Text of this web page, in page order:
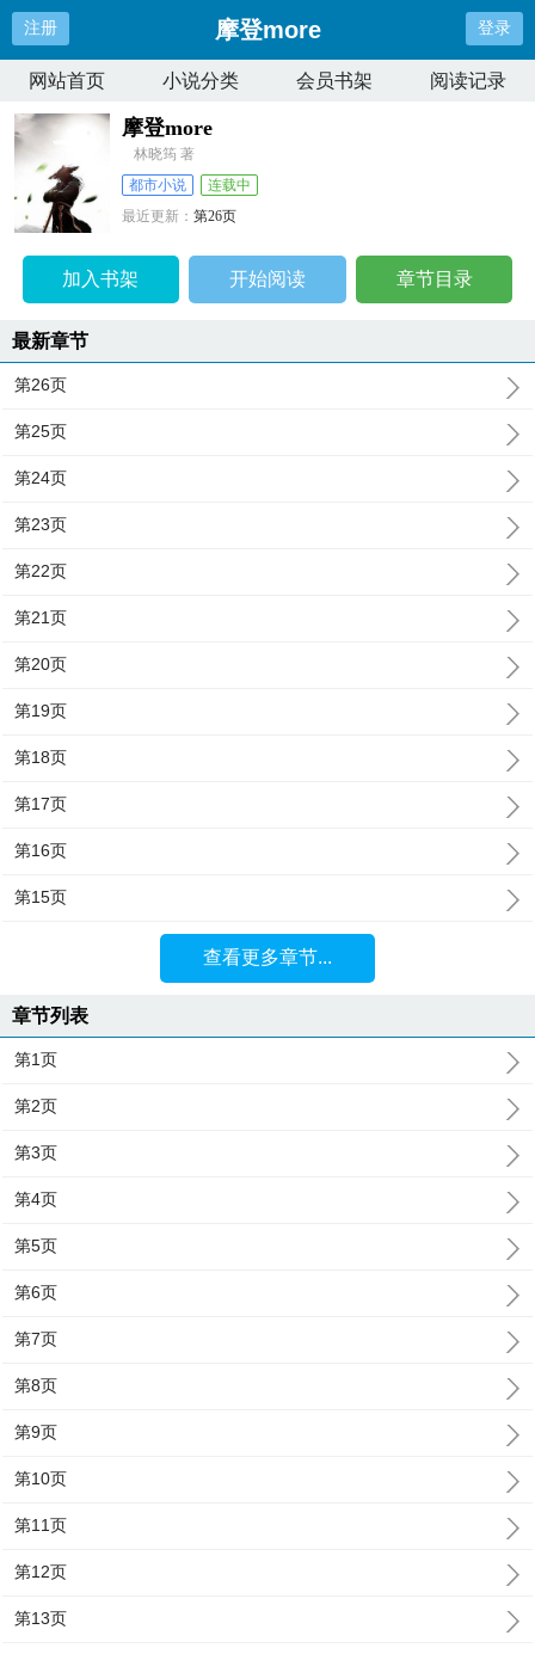
注册 摩登more 登录
网站首页 小说分类 会员书架 阅读记录
摩登more
林晓筠 著
都市小说
连载中
最近更新：第26页
加入书架 开始阅读 章节目录
最新章节
第26页
第25页
第24页
第23页
第22页
第21页
第20页
第19页
第18页
第17页
第16页
第15页
查看更多章节...
章节列表
第1页
第2页
第3页
第4页
第5页
第6页
第7页
第8页
第9页
第10页
第11页
第12页
第13页